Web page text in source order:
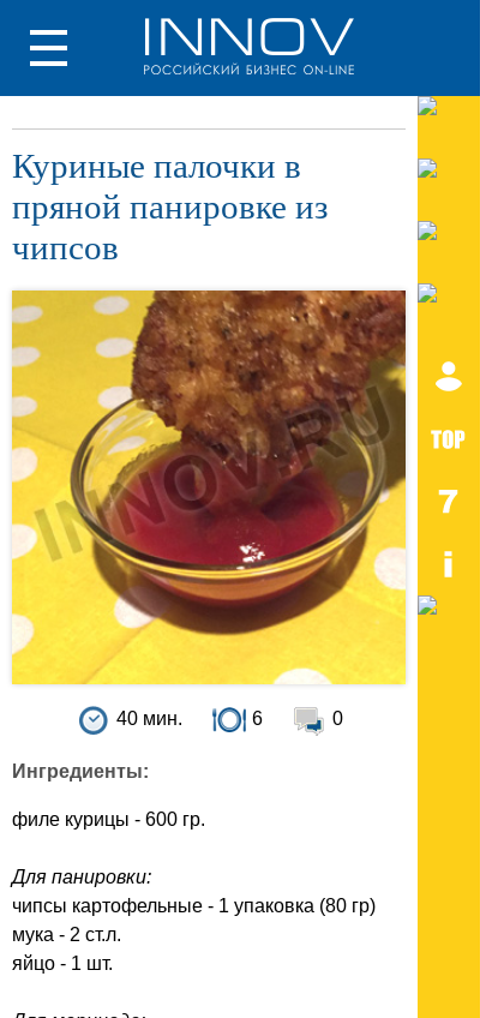
Куриные палочки в
пряной панировке из
чипсов
40 мин. 6 0
Ингредиенты:
филе курицы - 600 гр.
Для панировки:
чипсы картофельные - 1 упаковка (80 гр)
мука - 2 ст.л.
яйцо - 1 шт.